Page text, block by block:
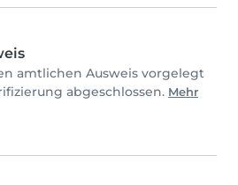
amtlichen Ausweis vorgelegt
abgeschlossen. Mehr